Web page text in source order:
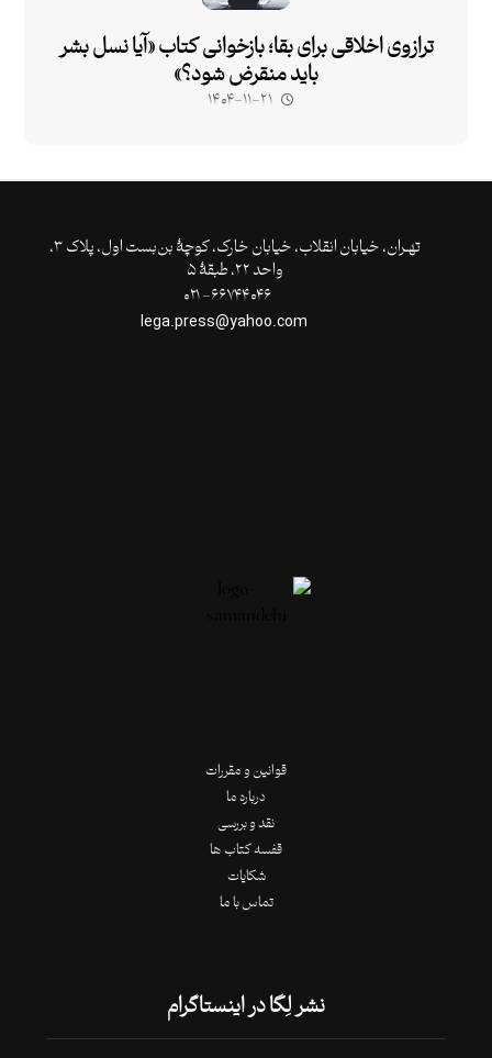
ترازوی اخلاقی برای بقا؛ بازخوانی کتاب «آیا نسل بشر
باید منقرض شود؟»
۱۴۰۴-۱۱-۲۱
تهـران،‌ خیابان انقلاب، خیابان خارک، کوچۀ بن‌بست اول، پلاک ۳،
واحد ۲۲، طبقۀ ۵
قوانین و مقررات
درباره ما
نقد و بررسی
قفسه کتاب ها
شکایات
تماس با ما
نشر لِگا در اینستاگرام